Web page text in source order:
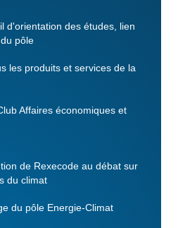
d'orientation des études, lien
pôle
les produits et services de la
Affaires économiques et
de Rexecode au débat sur
du climat
du pôle Energie-Climat